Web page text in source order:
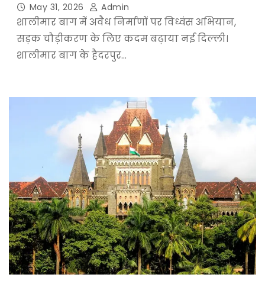
May 31, 2026 Admin
शालीमार बाग में अवैध निर्माणों पर विध्वंस अभियान,
सड़क चौड़ीकरण के लिए कदम बढ़ाया नई दिल्ली।
शालीमार बाग के हैदरपुर…